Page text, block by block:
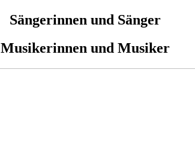
Sängerinnen und Sänger
Musikerinnen und Musiker